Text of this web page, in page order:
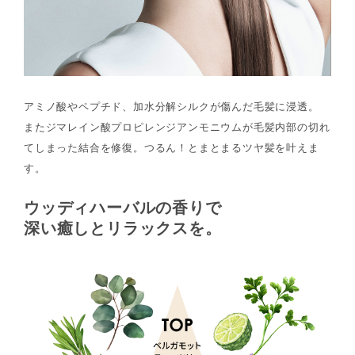
アミノ酸やペプチド、加水分解シルクが傷んだ毛髪に浸透。
またジマレイン酸プロピレンジアンモニウムが毛髪内部の切れ
てしまった結合を修復。つるん！とまとまるツヤ髪を叶えま
す。
ウッディハーバルの香りで
深い癒しとリラックスを。